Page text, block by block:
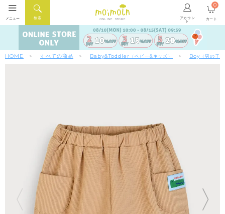
ONLINE STORE アカウン
ト
検索
メニュー カート
0
HOME すべての商品 Baby&Toddler （ベビー&キッズ） Boy （男の子）